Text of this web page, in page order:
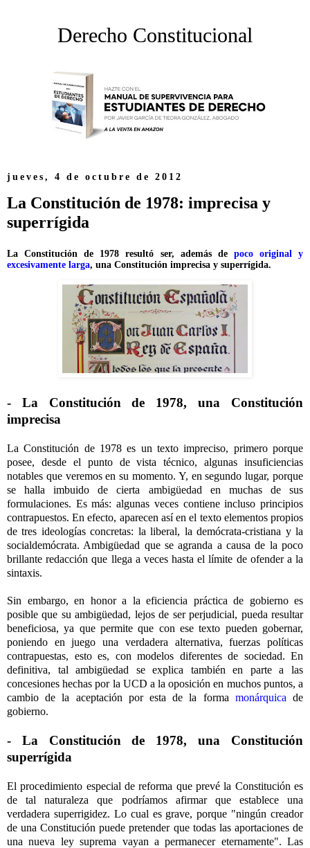
Derecho Constitucional
jueves, 4 de octubre de 2012
La Constitución de 1978: imprecisa y
superrígida
La Constitución de 1978 resultó ser, además de poco original y
excesivamente larga, una Constitución imprecisa y superrígida.
- La Constitución de 1978, una Constitución
imprecisa
La Constitución de 1978 es un texto impreciso, primero porque
posee, desde el punto de vista técnico, algunas insuficiencias
notables que veremos en su momento. Y, en segundo lugar, porque
se halla imbuido de cierta ambigüedad en muchas de sus
formulaciones. Es más: algunas veces contiene incluso principios
contrapuestos. En efecto, aparecen así en el texto elementos propios
de tres ideologías concretas: la liberal, la demócrata-cristiana y la
socialdemócrata. Ambigüedad que se agranda a causa de la poco
brillante redacción que llega a veces hasta el límite de ofender a la
sintaxis.
Sin embargo, en honor a la eficiencia práctica de gobierno es
posible que su ambigüedad, lejos de ser perjudicial, pueda resultar
beneficiosa, ya que permite que con ese texto pueden gobernar,
poniendo en juego una verdadera alternativa, fuerzas políticas
contrapuestas, esto es, con modelos diferentes de sociedad. En
definitiva, tal ambigüedad se explica también en parte a las
concesiones hechas por la UCD a la oposición en muchos puntos, a
cambio de la aceptación por esta de la forma monárquica de
gobierno.
- La Constitución de 1978, una Constitución
superrígida
El procedimiento especial de reforma que prevé la Constitución es
de tal naturaleza que podríamos afirmar que establece una
verdadera superrigidez. Lo cual es grave, porque "ningún creador
de una Constitución puede pretender que todas las aportaciones de
una nueva ley suprema vayan a permanecer eternamente". Las